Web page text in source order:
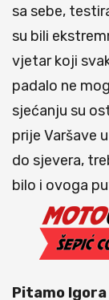
sa sebe,
su bili
vjetar koji
padalo ne
sjećanju su
prije Varšave
do sjevera,
bilo i ovoga
Pitamo